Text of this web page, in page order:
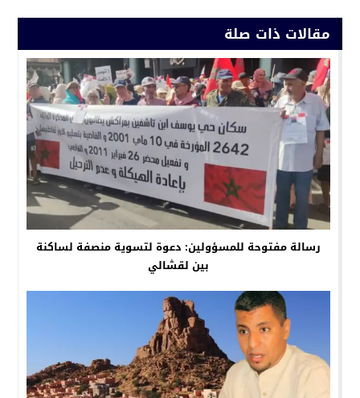
مقالات ذات صلة
رسالة مفتوحة للمسؤولين: دعوة لتسوية منصفة لساكنة
بين لقشالي